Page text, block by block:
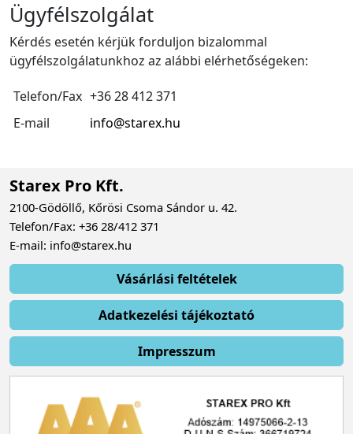
Ügyfélszolgálat
Kérdés esetén kérjük forduljon bizalommal
ügyfélszolgálatunkhoz az alábbi elérhetőségeken:
Telefon/Fax +36 28 412 371
E-mail
info@starex.hu
Starex Pro Kft.
2100-Gödöllő, Kőrösi Csoma Sándor u. 42.
Telefon/Fax: +36 28/412 371
E-mail: info@starex.hu
Vásárlási feltételek
Adatkezelési tájékoztató
Impresszum